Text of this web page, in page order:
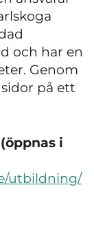
och har en
Genom
på ett
i
utbildning/